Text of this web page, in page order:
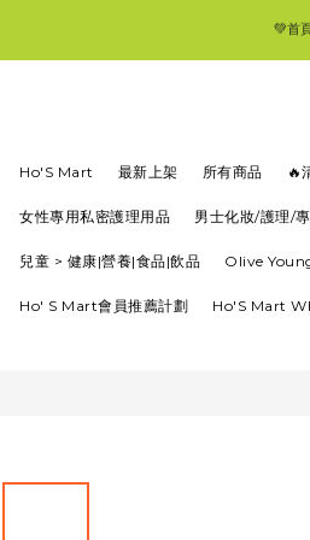
💚首
Ho'S Mart 最新上架 所有商品 🔥
女性專用私密護理用品 男士化妝/護理/
兒童 > 健康|營養|食品|飲品 Olive
Ho' S Mart會員推薦計劃 Ho'S Mart